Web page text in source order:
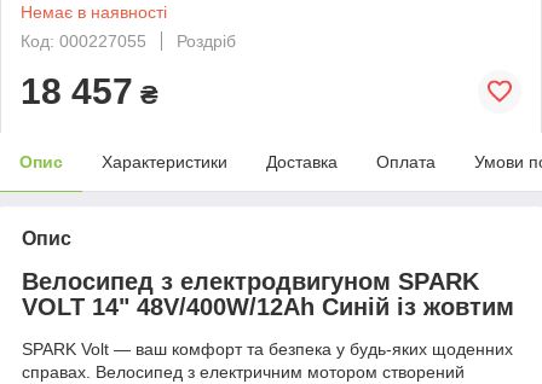
Немає в наявності
Код: 000227055
Роздріб
18 457 ₴
Опис Характеристики Доставка Оплата Умови
Опис
Велосипед з електродвигуном SPARK
VOLT 14" 48V/400W/12Ah Синій із жовтим
SPARK Volt — ваш комфорт та безпека у будь-яких щоденних
справах. Велосипед з електричним мотором створений